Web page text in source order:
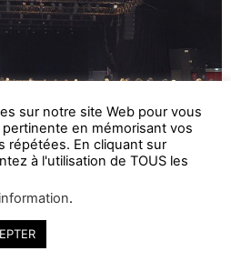
à la Source !
sur notre site Web pour vous
en mémorisant vos
répétées. En cliquant sur
à l'utilisation de TOUS les
.